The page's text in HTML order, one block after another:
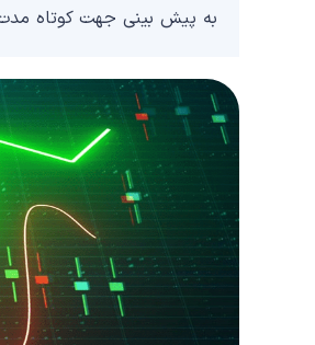
به پیش بینی جهت کوتاه